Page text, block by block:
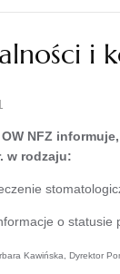
i
NFZ
w rodzaju:
o statusie
Kawińska, Dyrektor